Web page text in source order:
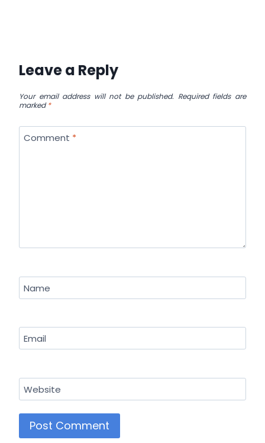
Leave a Reply
Your email address will not be published. Required fields are
marked*
Comment *
Name
Email
Website